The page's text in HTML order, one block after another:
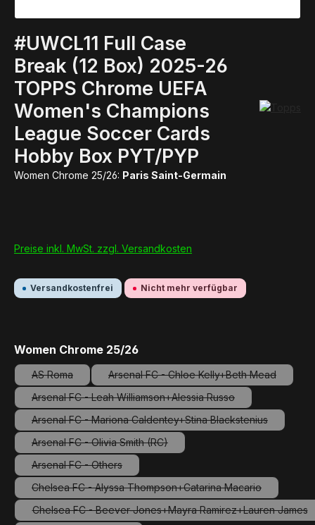
#UWCL11 Full Case
Break (12 Box) 2025-26
TOPPS Chrome UEFA
Women's Champions
League Soccer Cards
Hobby Box PYT/PYP
Women Chrome 25/26: Paris Saint-Germain
Preise inkl. MwSt. zzgl. Versandkosten
Versandkostenfrei Nicht mehr verfügbar
Women Chrome 25/26auswählen
AS Roma
(Diese Option ist zurzeit nicht verfügbar.)
Arsenal FC - Chloe Kelly+Beth Mead
(Diese Option ist zurzeit
Arsenal FC - Leah Williamson+Alessia Russo
(Diese Option ist zurzeit nicht verfügbar.)
Arsenal FC - Mariona Caldentey+Stina Blackstenius
(Diese Option ist zurzeit nicht
Arsenal FC - Olivia Smith (RC)
(Diese Option ist zurzeit nicht verfügbar.)
Arsenal FC - Others
(Diese Option ist zurzeit nicht verfügbar.)
Chelsea FC - Alyssa Thompson+Catarina Macario
(Diese Option ist zurzeit nicht
Chelsea FC - Beever-Jones+Mayra Ramirez+Lauren James
(Diese Option ist zurzeit nicht